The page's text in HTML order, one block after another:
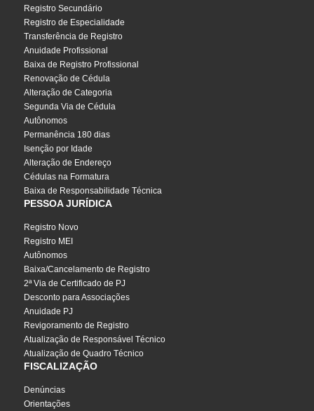
Registro Secundário
Registro de Especialidade
Transferência de Registro
Anuidade Profissional
Baixa de Registro Profissional
Renovação de Cédula
Alteração de Categoria
Segunda Via de Cédula
Autônomos
Permanência 180 dias
Isenção por Idade
Alteração de Endereço
Cédulas na Formatura
Baixa de Responsabilidade Técnica
PESSOA JURÍDICA
Registro Novo
Registro MEI
Autônomos
Baixa/Cancelamento de Registro
2ª Via de Certificado de PJ
Desconto para Associações
Anuidade PJ
Revigoramento de Registro
Atualização de Responsável Técnico
Atualização de Quadro Técnico
FISCALIZAÇÃO
Denúncias
Orientações